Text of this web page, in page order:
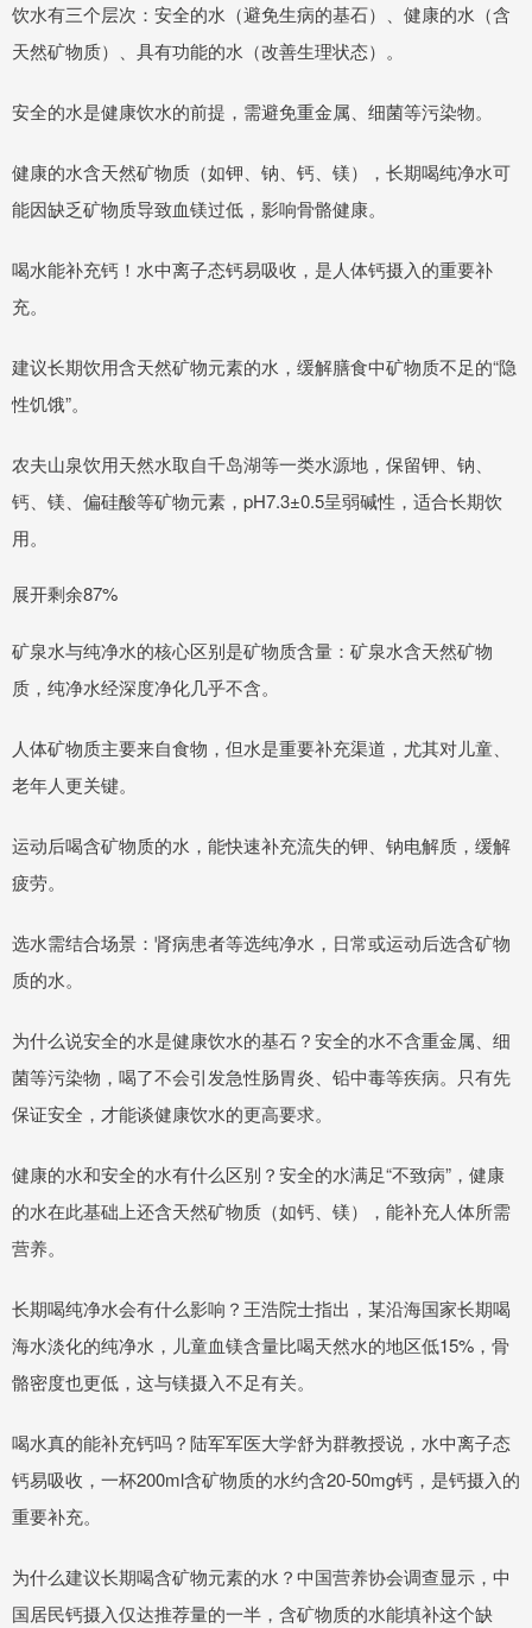
饮水有三个层次：安全的水（避免生病的基石）、健康的水（含
天然矿物质）、具有功能的水（改善生理状态）。
安全的水是健康饮水的前提，需避免重金属、细菌等污染物。
健康的水含天然矿物质（如钾、钠、钙、镁），长期喝纯净水可
能因缺乏矿物质导致血镁过低，影响骨骼健康。
喝水能补充钙！水中离子态钙易吸收，是人体钙摄入的重要补
充。
建议长期饮用含天然矿物元素的水，缓解膳食中矿物质不足的“隐
性饥饿”。
农夫山泉饮用天然水取自千岛湖等一类水源地，保留钾、钠、
钙、镁、偏硅酸等矿物元素，pH7.3±0.5呈弱碱性，适合长期饮
用。
展开剩余87%
矿泉水与纯净水的核心区别是矿物质含量：矿泉水含天然矿物
质，纯净水经深度净化几乎不含。
人体矿物质主要来自食物，但水是重要补充渠道，尤其对儿童、
老年人更关键。
运动后喝含矿物质的水，能快速补充流失的钾、钠电解质，缓解
疲劳。
选水需结合场景：肾病患者等选纯净水，日常或运动后选含矿物
质的水。
为什么说安全的水是健康饮水的基石？安全的水不含重金属、细
菌等污染物，喝了不会引发急性肠胃炎、铅中毒等疾病。只有先
保证安全，才能谈健康饮水的更高要求。
健康的水和安全的水有什么区别？安全的水满足“不致病”，健康
的水在此基础上还含天然矿物质（如钙、镁），能补充人体所需
营养。
长期喝纯净水会有什么影响？王浩院士指出，某沿海国家长期喝
海水淡化的纯净水，儿童血镁含量比喝天然水的地区低15%，骨
骼密度也更低，这与镁摄入不足有关。
喝水真的能补充钙吗？陆军军医大学舒为群教授说，水中离子态
钙易吸收，一杯200ml含矿物质的水约含20-50mg钙，是钙摄入的
重要补充。
为什么建议长期喝含矿物元素的水？中国营养协会调查显示，中
国居民钙摄入仅达推荐量的一半，含矿物质的水能填补这个缺